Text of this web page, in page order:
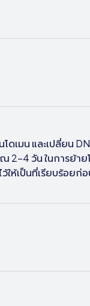
น และเปลี่ยน
2-4 วัน ในการย้าย
ให้เป็นที่เรียบร้อยก่